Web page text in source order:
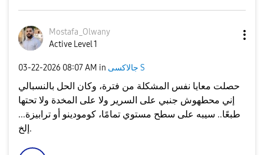
Mostafa_Olwany
Active Level 1
‎03-22-2026 08:07 AM in جالاكسى S
حصلت معايا نفس المشكلة من فترة، وكان الحل بالنسبالي
إني محطهوش جنبي على السرير ولا على المخدة ولا تحتها
طبعًا.. سيبه على سطح مستوي تمامًا، كومودينو أو ترابيزة...
إلخ.